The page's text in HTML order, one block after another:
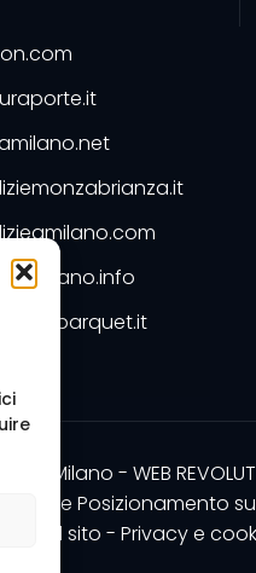
Milano - WEB
sito e Posizionamento
del sito - Privacy e